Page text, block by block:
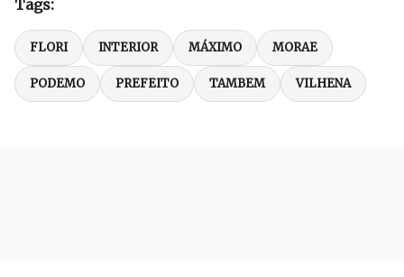
Tags:
FLORI INTERIOR MÁXIMO MORAE
PODEMO PREFEITO TAMBEM VILHENA